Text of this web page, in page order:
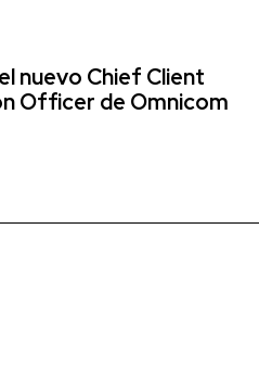
nuevo Chief Client
Officer de Omnicom